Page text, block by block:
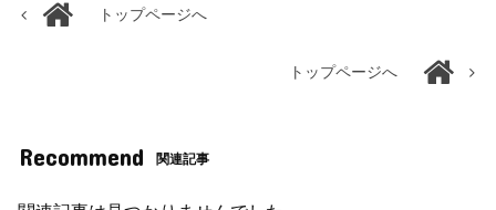
トップページへ
トップページへ
Recommend 関連記事